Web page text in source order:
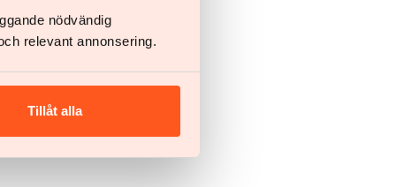
nödvändig
relevant annonsering.
Tillåt alla